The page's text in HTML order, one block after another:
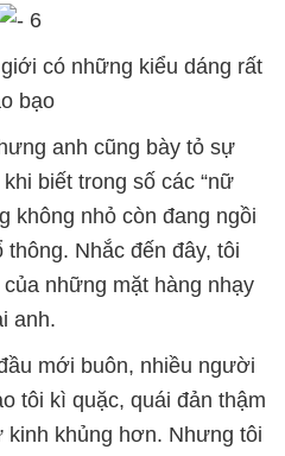
có những kiểu dáng rất
bạo
anh cũng bày tỏ sự
biết trong số các “nữ
không nhỏ còn đang ngồi
Nhắc đến đây, tôi
những mặt hàng nhạy
anh.
mới buôn, nhiều người
tôi kì quặc, quái đản thậm
khủng hơn. Nhưng tôi